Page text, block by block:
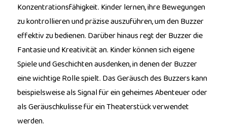
Konzentrationsfähigkeit. Kinder lernen, ihre Bewegungen
zu kontrollieren und präzise auszuführen, um den Buzzer
effektiv zu bedienen. Darüber hinaus regt der Buzzer die
Fantasie und Kreativität an. Kinder können sich eigene
Spiele und Geschichten ausdenken, in denen der Buzzer
eine wichtige Rolle spielt. Das Geräusch des Buzzers kann
beispielsweise als Signal für ein geheimes Abenteuer oder
als Geräuschkulisse für ein Theaterstück verwendet
werden.